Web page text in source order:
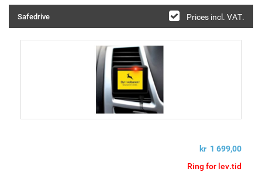
Safedrive Prices incl. VAT.
kr 1 699,00
Ring for lev.tid